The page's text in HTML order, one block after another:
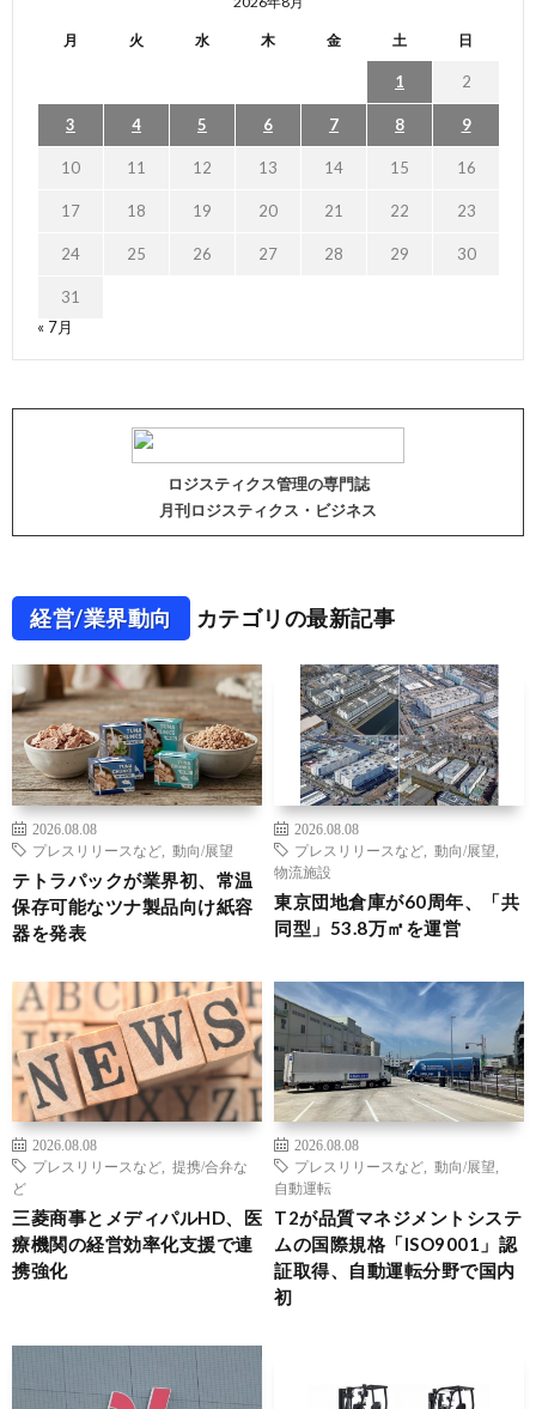
月 火 水 木 金 土 日
1 2
3 4 5 6 7 8 9
10 11 12 13 14 15 16
17 18 19 20 21 22 23
24 25 26 27 28 29 30
31
« 7月
ロジスティクス管理の専門誌
月刊ロジスティクス・ビジネス
経営/業界動向 カテゴリの最新記事
2026.08.08
プレスリリースなど
動向/展望
テトラパックが業界初、常温
保存可能なツナ製品向け紙容
器を発表
2026.08.08
プレスリリースなど
動向/展望
物流施設
東京団地倉庫が60周年、「共
同型」53.8万㎡を運営
2026.08.08
プレスリリースなど
提携/合弁な
ど
三菱商事とメディパルHD、医
療機関の経営効率化支援で連
携強化
2026.08.08
プレスリリースなど
動向/展望
自動運転
T2が品質マネジメントシステ
ムの国際規格「ISO9001」認
証取得、自動運転分野で国内
初